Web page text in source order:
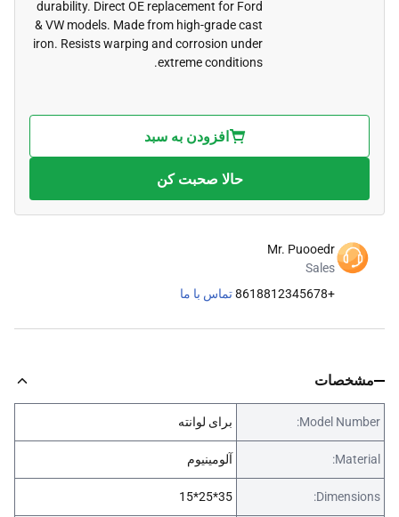
durability. Direct OE replacement for Ford
& VW models. Made from high-grade cast
iron. Resists warping and corrosion under
extreme conditions.
افزودن به سبد
حالا صحبت کن
Mr. Puooedr
Sales
+8618812345678
تماس با ما
مشخصات
Model Number: برای لوانته
Material: آلومینیوم
Dimensions:
35*25*15